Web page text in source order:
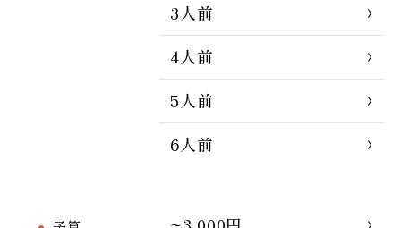
3人前
4人前
5人前
6人前